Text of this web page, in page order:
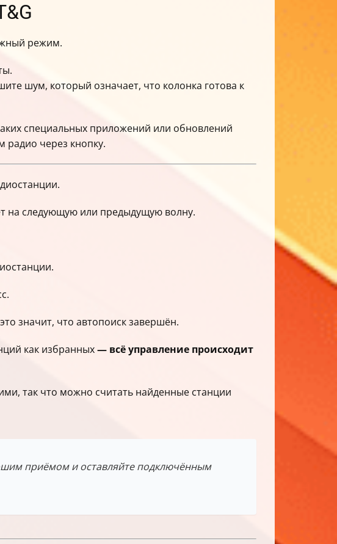
режим.
шум, который означает, что колонка готова к
специальных приложений или обновлений
радио через кнопку.
на следующую или предыдущую волну.
значит, что автопоиск завершён.
как избранных— всё управление происходит
так что можно считать найденные станции
приёмом и оставляйте подключённым